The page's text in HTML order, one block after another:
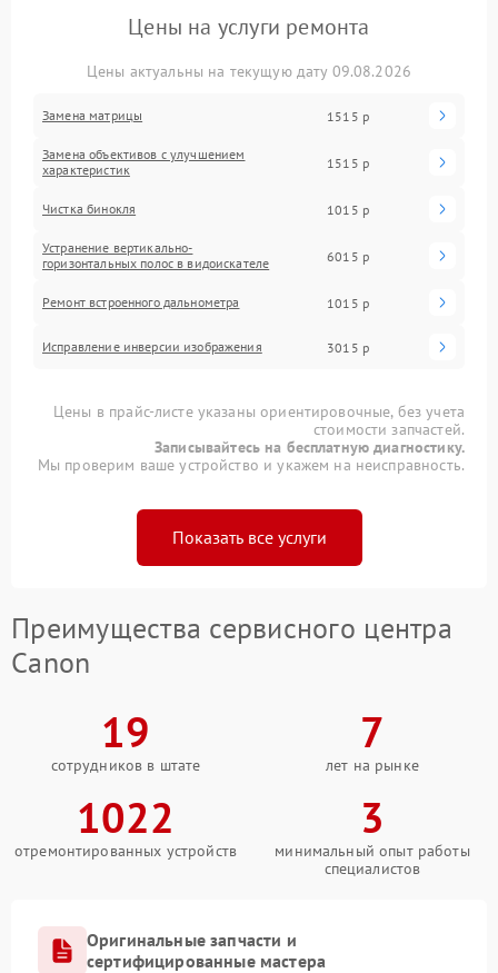
Цены на услуги ремонта
Цены актуальны на текущую дату 09.08.2026
Замена матрицы 1515 р
Замена объективов с улучшением
характеристик
1515 р
Чистка бинокля 1015 р
Устранение вертикально-
горизонтальных полос в видоискателе
6015 р
Ремонт встроенного дальнометра 1015 р
Исправление инверсии изображения 3015 р
Цены в прайс-листе указаны ориентировочные, без учета
стоимости запчастей.
Записывайтесь на бесплатную диагностику.
Мы проверим ваше устройство и укажем на неисправность.
Показать все услуги
Преимущества сервисного центра
Canon
19
сотрудников в штате
7
лет на рынке
1022
отремонтированных устройств
3
минимальный опыт работы
специалистов
Оригинальные запчасти и
сертифицированные мастера